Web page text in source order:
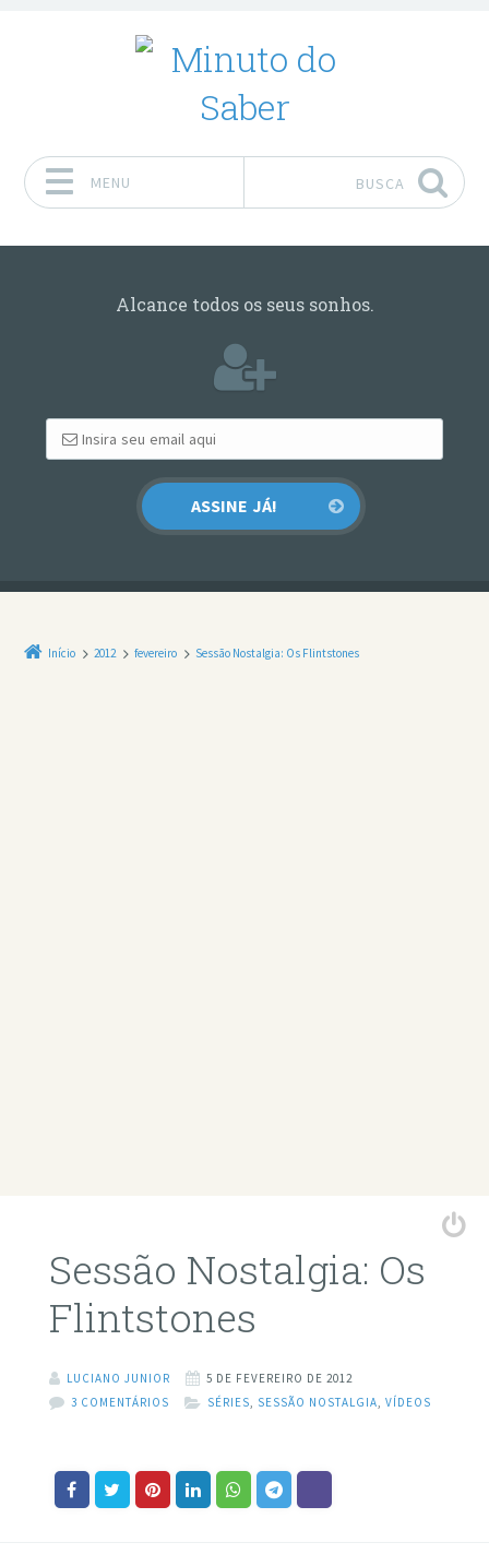
MENU BUSCA
Alcance todos os seus sonhos.
Início 2012 fevereiro Sessão Nostalgia: Os Flintstones
Sessão Nostalgia: Os
Flintstones
LUCIANO JUNIOR
5 DE FEVEREIRO DE 2012
3 COMENTÁRIOS
SÉRIES SESSÃO NOSTALGIA VÍDEOS